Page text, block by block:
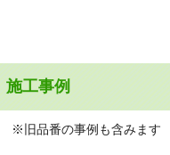
工事例
※旧品番の事例も含みます